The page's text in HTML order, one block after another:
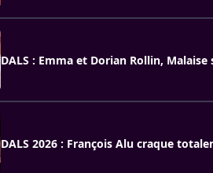
DALS : Emma et Dorian Rollin,
DALS 2026 : François Alu craque